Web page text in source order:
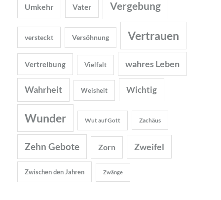
Umkehr Vater Vergebung
versteckt Versöhnung Vertrauen
Vertreibung Vielfalt wahres Leben
Wahrheit Weisheit Wichtig
Wunder Wut auf Gott Zachäus
Zehn Gebote Zorn Zweifel
Zwischen den Jahren Zwänge